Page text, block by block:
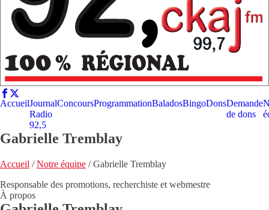
AccueilJournal
Radio
92,5
ConcoursProgrammationBaladosBingoDonsDemande
de dons
Gabrielle Tremblay
Accueil /Notre équipe /Gabrielle Tremblay
Responsable des promotions, recherchiste et webmestre
À propos